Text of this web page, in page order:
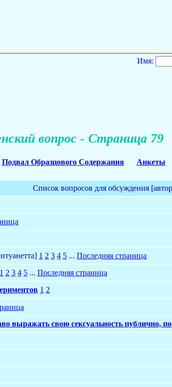
Имя:
вопрос - Страница 79
Подвал Образцового Содержания Анкеты
Список вопросов для обсуждения
1 2 3 4 5 ... Последняя страница
1 2 3 4 5 ... Последняя страница
1 2
выражать свою сексуальность публично,